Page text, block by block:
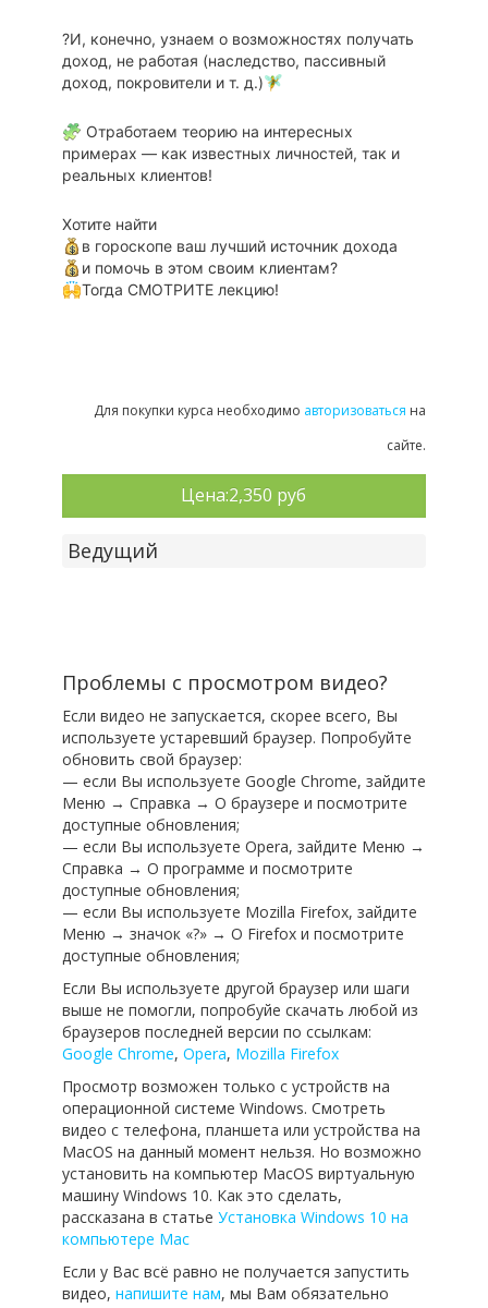
?И, конечно, узнаем о возможностях получать
доход, не работая (наследство, пассивный
доход, покровители и т. д.)
Отработаем теорию на интересных
примерах — как известных личностей, так и
реальных клиентов!
Хотите найти
в гороскопе ваш лучший источник дохода
и помочь в этом своим клиентам?
Тогда СМОТРИТЕ лекцию!
Для покупки курса необходимо авторизоваться на
сайте.
Цена:2,350 руб
Ведущий
Проблемы с просмотром видео?
Если видео не запускается, скорее всего, Вы
используете устаревший браузер. Попробуйте
обновить свой браузер:
— если Вы используете Google Chrome, зайдите
Меню → Справка → О браузере и посмотрите
доступные обновления;
— если Вы используете Opera, зайдите Меню →
Справка → О программе и посмотрите
доступные обновления;
— если Вы используете Mozilla Firefox, зайдите
Меню → значок «?» → О Firefox и посмотрите
доступные обновления;
Если Вы используете другой браузер или шаги
выше не помогли, попробуйе скачать любой из
браузеров последней версии по ссылкам:
Google Chrome, Opera, Mozilla Firefox
Просмотр возможен только с устройств на
операционной системе Windows. Смотреть
видео с телефона, планшета или устройства на
MacOS на данный момент нельзя. Но возможно
установить на компьютер MacOS виртуальную
машину Windows 10. Как это сделать,
рассказана в статье Установка Windows 10 на
компьютере Mac
Если у Вас всё равно не получается запустить
видео, напишите нам, мы Вам обязательно